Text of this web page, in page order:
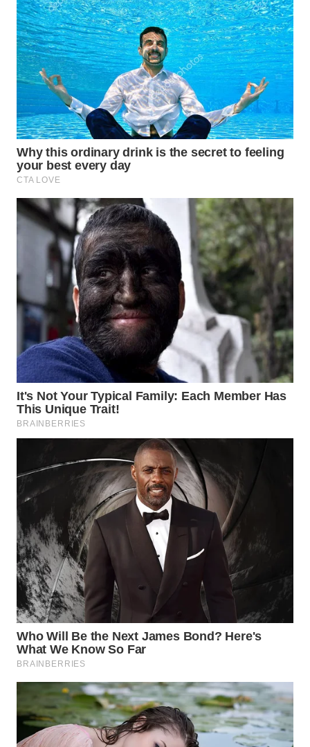
WN
INDRAMAYU
WN
KUNINGAN
WN
MAJALENGKA
WN
SUBANG
WN
SUKABUMI
WN
PURWAKARTA
WN
PRIANGAN
TIMUR
WN
SEMARANG
SOLO
BOROBUDUR
WN
MADURA
WN
SURABAYA
WN
WN
BINTAN